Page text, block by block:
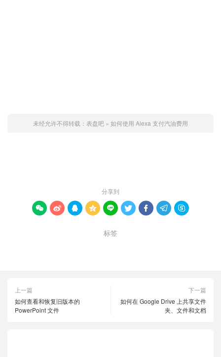
未经允许不得转载： 表盘吧 » 如何使用 Alexa 支付汽油费用
分享到
        
标签
上一篇
如何查看和恢复旧版本的
PowerPoint 文件
下一篇
如何在 Google Drive 上共享文件
夹、文件和文档